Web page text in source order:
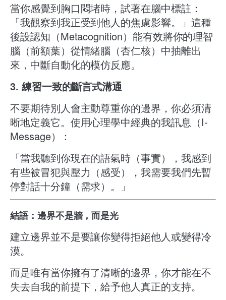
當你感覺到胸口悶堵時，試著在腦中標註：
「我觀察到我正受到他人的焦慮影響。」這種
後設認知（Metacognition）能有效將你的理智
腦（前額葉）從情緒腦（杏仁核）中抽離出
來，中斷自動化的模仿反應。
3. 練習一致的斷言式溝通
不要期待別人會主動尊重你的邊界，你必須清
晰地定義它。使用心理學中經典的我訊息（I-
Message）：
「當我聽到你現在的語氣時（事實），我感到
有些被冒犯與壓力（感受），我需要我們先暫
停對話十分鐘（需求）。」
結語：邊界不是牆，而是光
建立邊界並不是要讓你變得拒絕他人或變得冷
漠。
而是唯有當你擁有了清晰的邊界，你才能在不
失去自我的前提下，給予他人真正的支持。